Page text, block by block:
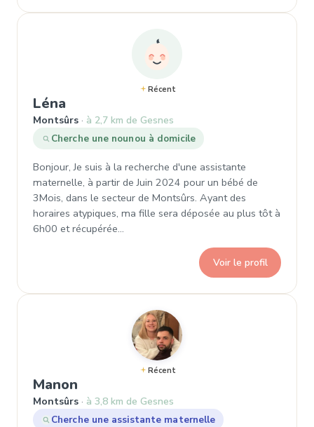
Récent
Léna
Montsûrs
à 2,7 km de Gesnes
Cherche une nounou à domicile
Bonjour, Je suis à la recherche d'une assistante
maternelle, à partir de Juin 2024 pour un bébé de
3Mois, dans le secteur de Montsûrs. Ayant des
horaires atypiques, ma fille sera déposée au plus tôt à
6h00 et récupérée…
Voir le profil
Récent
Manon
Montsûrs
à 3,8 km de Gesnes
Cherche une assistante maternelle